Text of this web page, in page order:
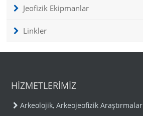
Jeofizik Ekipmanlar
Linkler
HİZMETLERİMİZ
Arkeolojik, Arkeojeofizik Araştırmalar